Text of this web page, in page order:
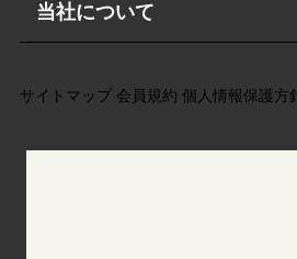
当社について
サイトマップ 会員規約 個人情報保護方